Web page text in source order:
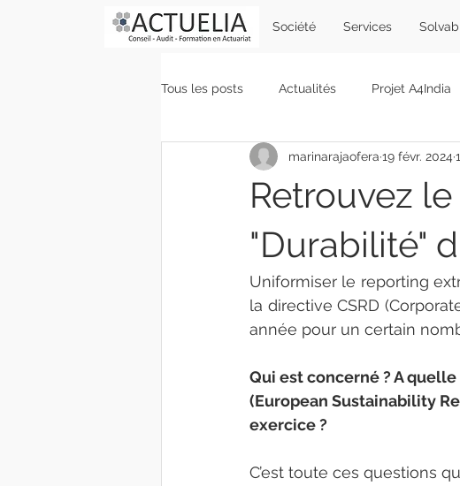
Société Services
Tous les posts Actualités Projet A4India
Gestion des risques Vie du cabinet
Retrouvez
"Durabilité"
marinarajaofera 19 févr. 2024
Uniformiser le reporting
la directive CSRD
année pour un certain
Qui est concerné ? A
(European Sustainability
exercice ?
C’est toute ces questions